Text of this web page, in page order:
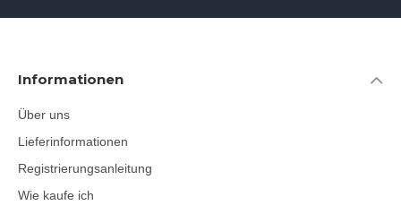
Informationen
Über uns
Lieferinformationen
Registrierungsanleitung
Wie kaufe ich